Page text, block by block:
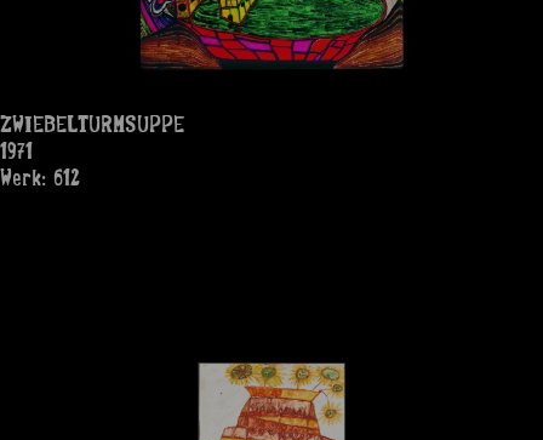
ZWIEBELTURMSUPPE
1971
Werk: 612